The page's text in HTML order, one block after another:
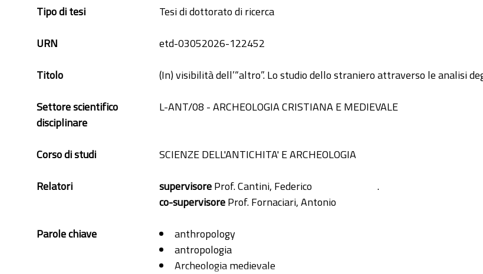
Tipo di tesi
Tesi di dottorato di ricerca
URN
etd-03052026-122452
Titolo
(In) visibilità dell’“altro”. Lo studio dello straniero attraverso le analisi
Settore scientifico
disciplinare
L-ANT/08 - ARCHEOLOGIA CRISTIANA E MEDIEVALE
Corso di studi
SCIENZE DELL'ANTICHITA' E ARCHEOLOGIA
Relatori
.
supervisoreProf. Cantini, Federico
co-supervisoreProf. Fornaciari, Antonio
Parole chiave
anthropology
antropologia
Archeologia medievale